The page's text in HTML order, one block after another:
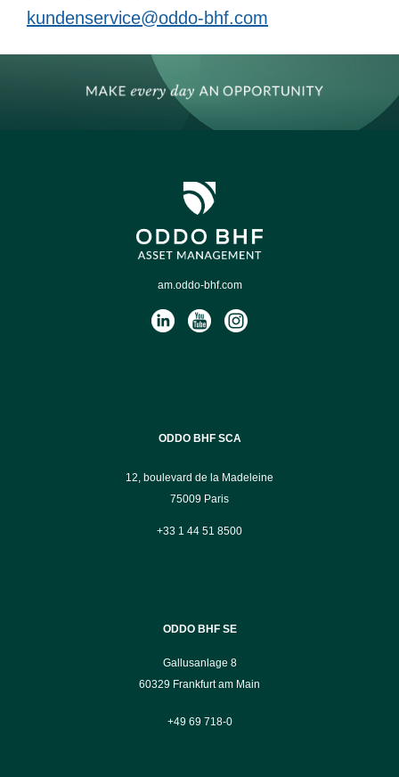
kundenservice@oddo-bhf.com
am.oddo-bhf.com
ODDO BHF SCA
12, boulevard de la Madeleine
75009 Paris
+33 1 44 51 8500
ODDO BHF SE
Gallusanlage 8
60329 Frankfurt am Main
+49 69 718-0